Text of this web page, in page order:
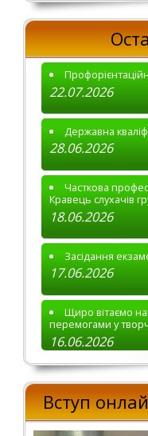
22.07.2026
Державна
28.06.2026
Часткова
Кравець слухачів
18.06.2026
Засідання
17.06.2026
Щиро вітаємо
перемогами у
16.06.2026
Вступ